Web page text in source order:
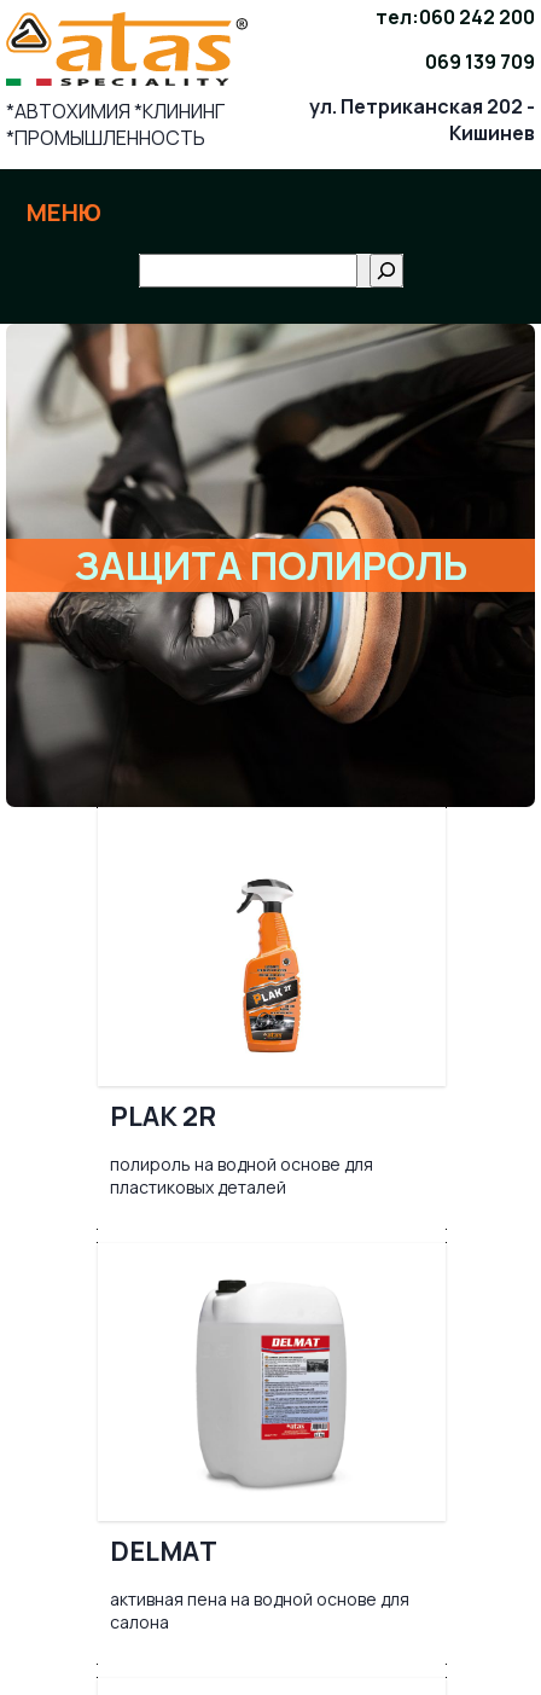
Skip
to
content
*АВТОХИМИЯ *КЛИНИНГ
*ПРОМЫШЛЕННОСТЬ
тел:060 242 200
069 139 709
ул. Петриканская 202 -
Кишинев
МЕНЮ
ЗАЩИТА ПОЛИРОЛЬ
PLAK 2R
полироль на водной основе для
пластиковых деталей
DELMAT
активная пена на водной основе для
салона